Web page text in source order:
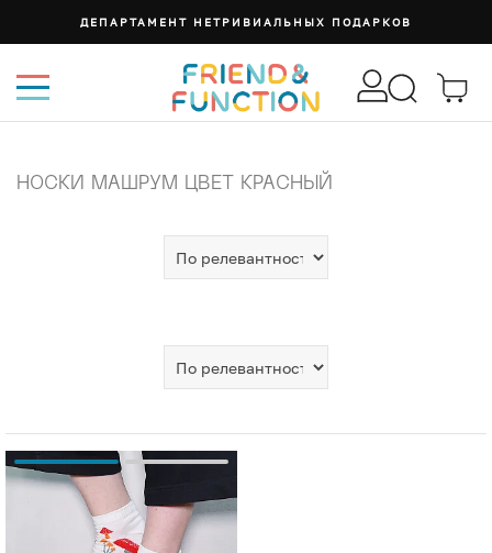
ДЕПАРТАМЕНТ НЕТРИВИАЛЬНЫХ ПОДАРКОВ
НОСКИ МАШРУМ ЦВЕТ КРАСНЫЙ